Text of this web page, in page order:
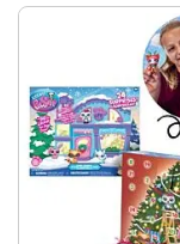
Detaljer:
Mått docka: ca. 7,5
Mer
information
Modell
EAN